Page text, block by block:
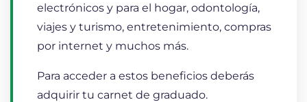
electrónicos y para el hogar, odontología,
viajes y turismo, entretenimiento, compras
por internet y muchos más.
Para acceder a estos beneficios deberás
adquirir tu carnet de graduado.